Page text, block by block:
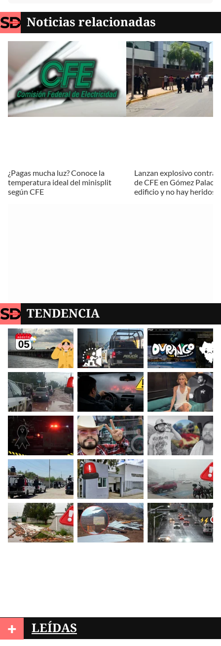
Noticias relacionadas
¿Pagas mucha luz? Conoce la
temperatura ideal del minisplit
según CFE
Lanzan explosivo contra
de CFE en Gómez
edificio y no hay heridos
TENDENCIA
+ LEÍDAS